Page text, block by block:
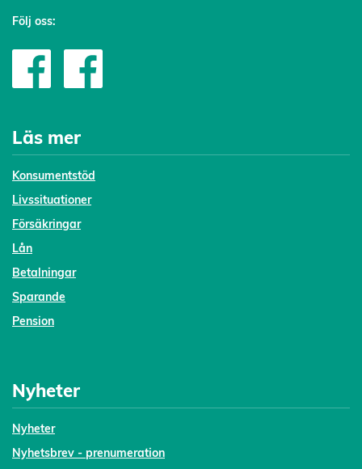
Följ oss:
Läs mer
Konsumentstöd
Livssituationer
Försäkringar
Lån
Betalningar
Sparande
Pension
Nyheter
Nyheter
Nyhetsbrev - prenumeration